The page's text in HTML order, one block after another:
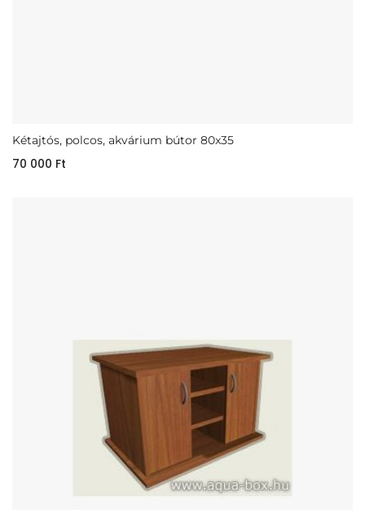
Kétajtós, polcos, akvárium bútor 80x35
70 000 Ft